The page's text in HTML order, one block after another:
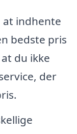
at indhente
bedste pris
du ikke
der